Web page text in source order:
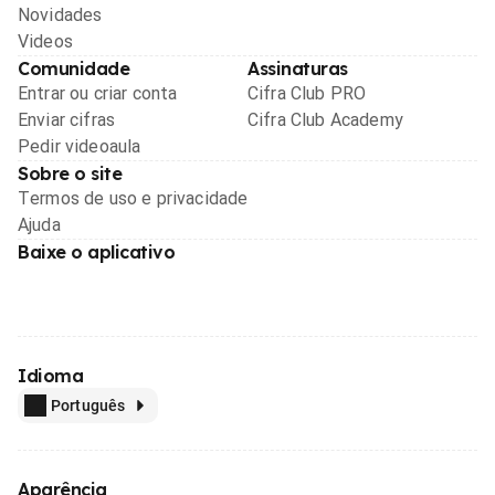
Novidades
Videos
Comunidade
Entrar ou criar conta
Enviar cifras
Pedir videoaula
Assinaturas
Cifra Club PRO
Cifra Club Academy
Sobre o site
Termos de uso e privacidade
Ajuda
Baixe o aplicativo
Idioma
Português
Aparência